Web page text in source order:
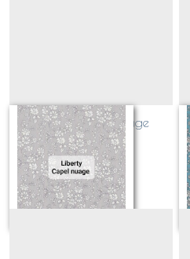
Liberty Capel nuage
(CLASSIQUE)
Sur demande